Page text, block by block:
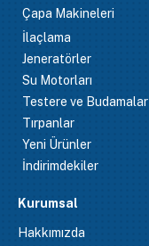
Çapa Makineleri
İlaçlama
Jeneratörler
Su Motorları
Testere ve Budamalar
Tırpanlar
Yeni Ürünler
İndirimdekiler
Kurumsal
Hakkımızda